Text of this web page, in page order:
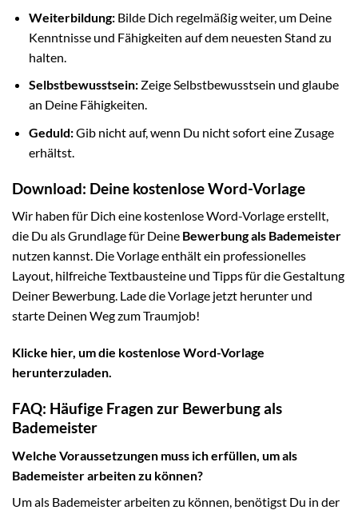
Weiterbildung:Bilde Dich regelmäßig weiter, um Deine
Kenntnisse und Fähigkeiten auf dem neuesten Stand zu
halten.
Selbstbewusstsein:Zeige Selbstbewusstsein und glaube
an Deine Fähigkeiten.
Geduld:Gib nicht auf, wenn Du nicht sofort eine Zusage
erhältst.
Download: Deine kostenlose Word-Vorlage
Wir haben für Dich eine kostenlose Word-Vorlage erstellt,
die Du als Grundlage für Deine Bewerbung als Bademeister
nutzen kannst. Die Vorlage enthält ein professionelles
Layout, hilfreiche Textbausteine und Tipps für die Gestaltung
Deiner Bewerbung. Lade die Vorlage jetzt herunter und
starte Deinen Weg zum Traumjob!
Klicke hier, um die kostenlose Word-Vorlage
herunterzuladen.
FAQ: Häufige Fragen zur Bewerbung als
Bademeister
Welche Voraussetzungen muss ich erfüllen, um als
Bademeister arbeiten zu können?
Um als Bademeister arbeiten zu können, benötigst Du in der